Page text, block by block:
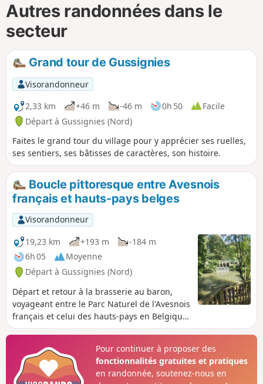
Autres randonnées dans le
secteur
Grand tour de Gussignies
Visorandonneur
2,33 km
+46 m -46 m 0h 50
Facile
Départ à Gussignies (Nord)
Faites le grand tour du village pour y apprécier ses ruelles,
ses sentiers, ses bâtisses de caractères, son histoire.
Boucle pittoresque entre Avesnois
français et hauts-pays belges
Visorandonneur
19,23 km
+193 m
-184 m
6h 05
Moyenne
Départ à Gussignies (Nord)
Départ et retour à la brasserie au baron,
voyageant entre le Parc Naturel de l'Avesnois
français et celui des hauts-pays en Belgique,
cette randonnée rassemble les segments les
sentiers tortueux, cœurs de villages
remarquables, chemins au milieu du bocage
et anciennes lignes de chemin de fer.
Pour continuer à proposer des
fonctionnalités gratuites et pratiques
en randonnée, soutenez-nous en